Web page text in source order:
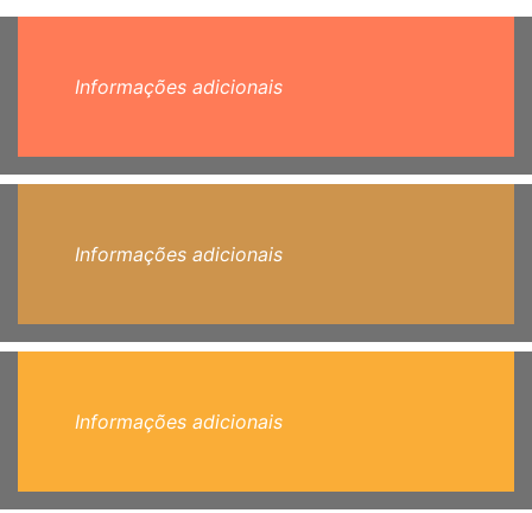
Informações adicionais
Informações adicionais
Informações adicionais